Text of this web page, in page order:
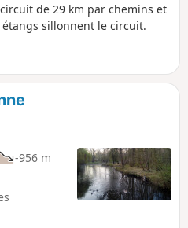
de 29 km par chemins et
sillonnent le circuit.
-956 m